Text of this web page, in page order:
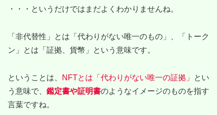
・・・というだけではまだよくわかりませんね。
「非代替性」とは「代わりがない唯一のもの」、「トーク
ン」とは「証拠、貨幣」という意味です。
ということは、 NFTとは「代わりがない唯一の証拠」
とい
う意味で、 鑑定書や証明書のようなイメージのものを指す
言葉ですね。